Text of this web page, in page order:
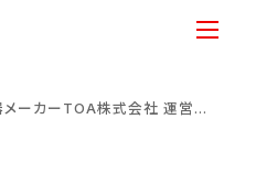
業務用音響機器メーカーTOA株式会社 運営の放送アナウンス作成サービス「YUTTE」β版へAudiostockの音楽作品を提供